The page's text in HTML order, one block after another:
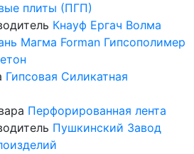
плиты (ПГП)
Кнауф Ергач Волма
Магма Forman Гипсополимер
Гипсовая Силикатная
Перфорированная лента
Пушкинский Завод